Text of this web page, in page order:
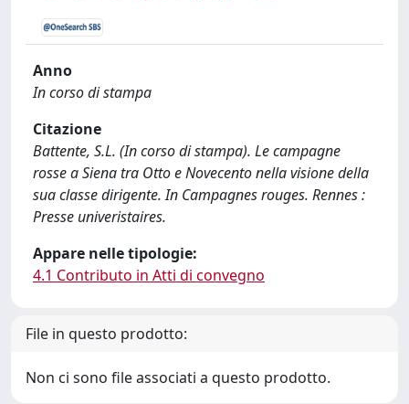
Anno
In corso di stampa
Citazione
Battente, S.L. (In corso di stampa). Le campagne
rosse a Siena tra Otto e Novecento nella visione della
sua classe dirigente. In Campagnes rouges. Rennes :
Presse univeristaires.
Appare nelle tipologie:
4.1 Contributo in Atti di convegno
File in questo prodotto:
Non ci sono file associati a questo prodotto.